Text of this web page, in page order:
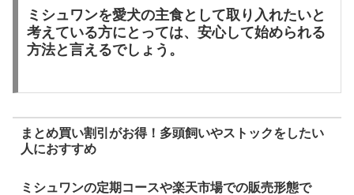
ミシュワンを愛犬の主食として取り入れたいと
考えている方にとっては、安心して始められる
方法と言えるでしょう。
まとめ買い割引がお得！多頭飼いやストックをしたい
人におすすめ
ミシュワンの定期コースや楽天市場での販売形態で